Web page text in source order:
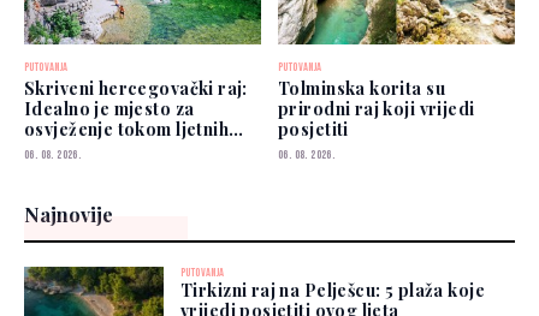
PUTOVANJA
Skriveni hercegovački raj:
Idealno je mjesto za
osvježenje tokom ljetnih
vrućina
06. 08. 2026.
PUTOVANJA
Tolminska korita su
prirodni raj koji vrijedi
posjetiti
06. 08. 2026.
Najnovije
PUTOVANJA
Tirkizni raj na Pelješcu: 5 plaža koje
vrijedi posjetiti ovog ljeta